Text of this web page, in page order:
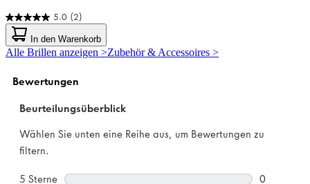
5.0 (2)
5.0
von
5
Sternen.
Bewertungen
In den Warenkorb
Alle Brillen anzeigen >Zubehör & Accessoires >